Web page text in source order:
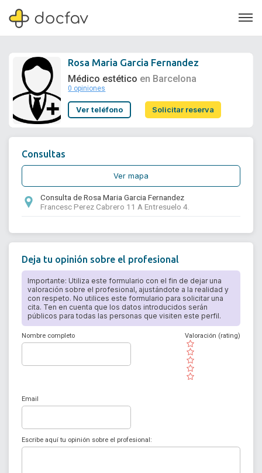
Soporte
Rosa Maria Garcia Fernandez
Médico estético en Barcelona
0 opiniones
Ver teléfono Solicitar reserva
Consultas
Ver mapa
Consulta de Rosa Maria Garcia Fernandez
Francesc Perez Cabrero 11 A Entresuelo 4.
Deja tu opinión sobre el profesional
Importante: Utiliza este formulario con el fin de dejar una
valoración sobre el profesional, ajustándote a la realidad y
con respeto. No utilices este formulario para solicitar una
cita. Ten en cuenta que los datos introducidos serán
públicos para todas las personas que visiten este perfil.
Nombre completo
( )
( )
( )
( )
( )
Valoración (rating)
Email
Escribe aquí tu opinión sobre el profesional: